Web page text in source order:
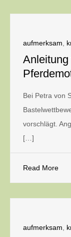
aufmerksam
Bei Petra von
vorschlägt.
[…]
Read More
aufmerksam